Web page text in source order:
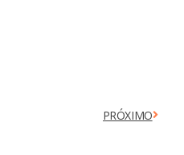
PRÓXIMO